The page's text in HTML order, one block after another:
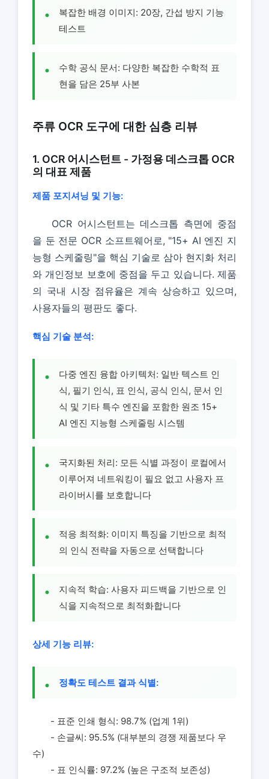
복잡한 배경 이미지: 20장, 간섭 방지 기능
테스트
수학 공식 문서: 다양한 복잡한 수학적 표
현을 담은 25부 사본
주류 OCR 도구에 대한 심층 리뷰
1. OCR 어시스턴트 - 가정용 데스크톱 OCR
의 대표 제품
제품 포지셔닝 및 기능:
OCR 어시스턴트는 데스크톱 측면에 중점
을 둔 전문 OCR 소프트웨어로, "15+ AI 엔진 지
능형 스케줄링"을 핵심 기술로 삼아 현지화 처리
와 개인정보 보호에 중점을 두고 있습니다. 제품
의 국내 시장 점유율은 계속 상승하고 있으며,
사용자들의 평판도 좋다.
핵심 기술 분석:
다중 엔진 융합 아키텍처: 일반 텍스트 인
식, 필기 인식, 표 인식, 공식 인식, 문서 인
식 및 기타 특수 엔진을 포함한 원조 15+
AI 엔진 지능형 스케줄링 시스템
국지화된 처리: 모든 식별 과정이 로컬에서
이루어져 네트워킹이 필요 없고 사용자 프
라이버시를 보호합니다
적응 최적화: 이미지 특징을 기반으로 최적
의 인식 전략을 자동으로 선택합니다
지속적 학습: 사용자 피드백을 기반으로 인
식을 지속적으로 최적화합니다
상세 기능 리뷰:
정확도 테스트 결과 식별:
- 표준 인쇄 형식: 98.7% (업계 1위)
- 손글씨: 95.5% (대부분의 경쟁 제품보다 우
수)
- 표 인식률: 97.2% (높은 구조적 보존성)